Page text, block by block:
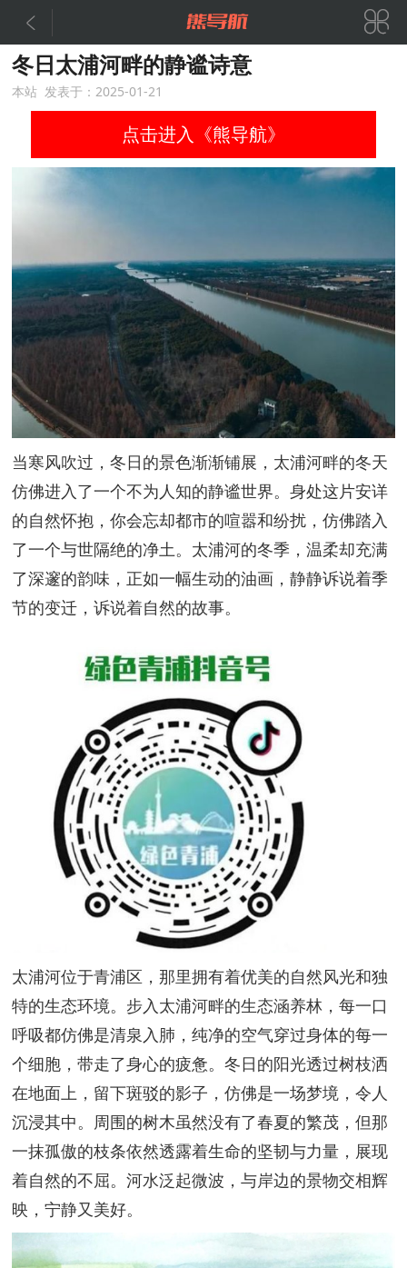
 
冬日太浦河畔的静谧诗意
本站 发表于：2025-01-21
点击进入《熊导航》
当寒风吹过，冬日的景色渐渐铺展，太浦河畔的冬天
仿佛进入了一个不为人知的静谧世界。身处这片安详
的自然怀抱，你会忘却都市的喧嚣和纷扰，仿佛踏入
了一个与世隔绝的净土。太浦河的冬季，温柔却充满
了深邃的韵味，正如一幅生动的油画，静静诉说着季
节的变迁，诉说着自然的故事。
太浦河位于青浦区，那里拥有着优美的自然风光和独
特的生态环境。步入太浦河畔的生态涵养林，每一口
呼吸都仿佛是清泉入肺，纯净的空气穿过身体的每一
个细胞，带走了身心的疲惫。冬日的阳光透过树枝洒
在地面上，留下斑驳的影子，仿佛是一场梦境，令人
沉浸其中。周围的树木虽然没有了春夏的繁茂，但那
一抹孤傲的枝条依然透露着生命的坚韧与力量，展现
着自然的不屈。河水泛起微波，与岸边的景物交相辉
映，宁静又美好。